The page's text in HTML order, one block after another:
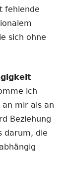
fehlende
sich ohne
ich
mir als an
Beziehung
darum, die